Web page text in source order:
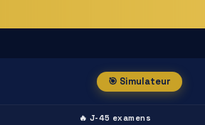
🎯 Simulateur
🔥 J-45 examens